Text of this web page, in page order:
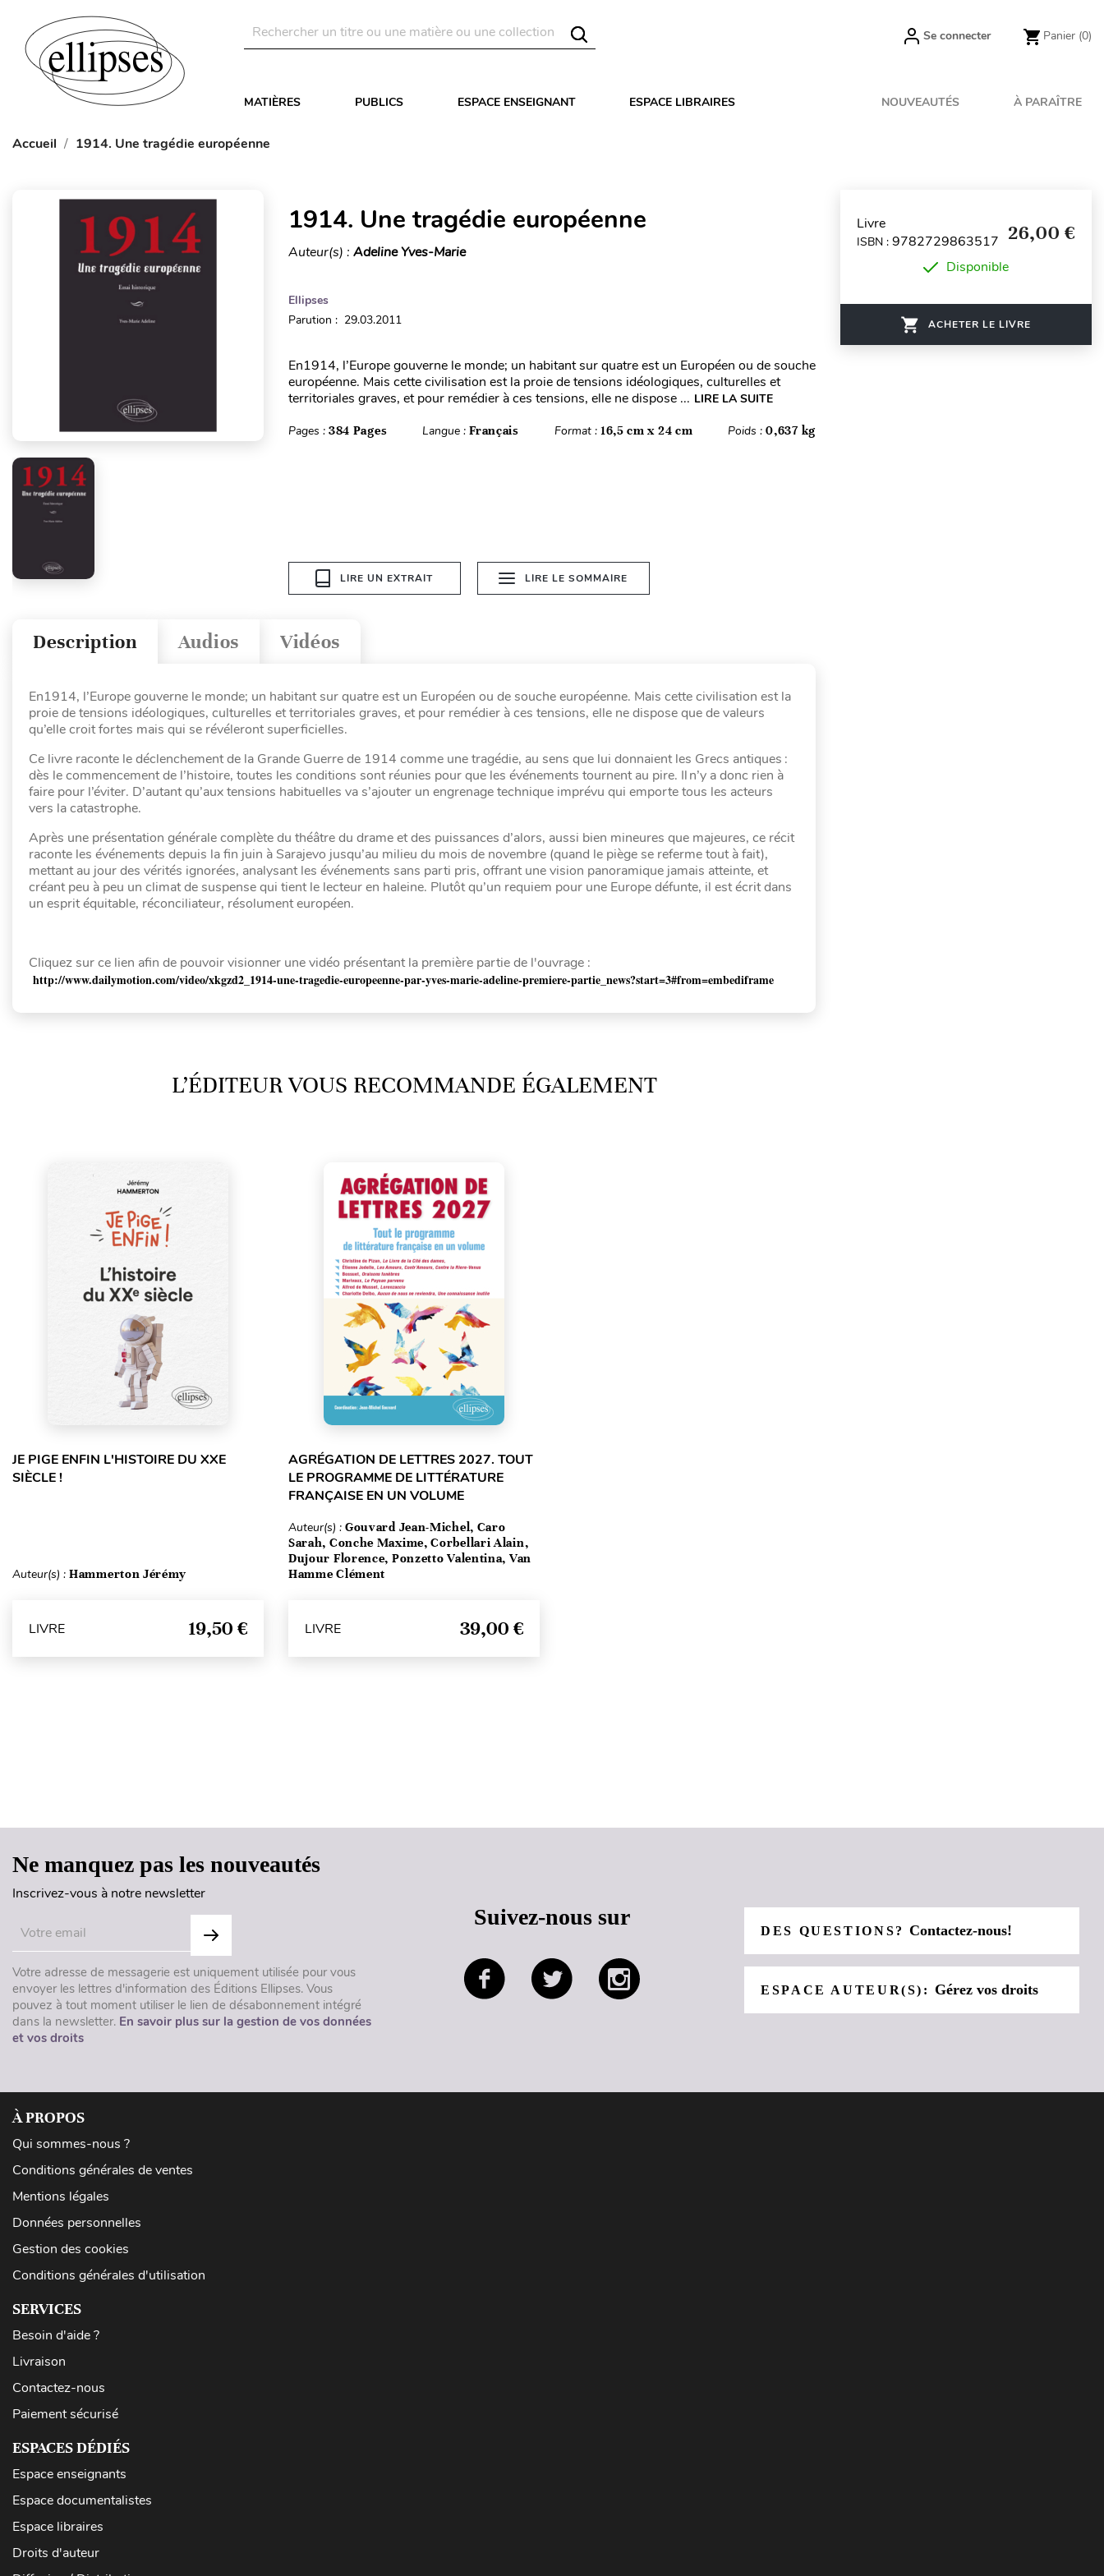
Se connecter Panier (0)
MATIÈRES PUBLICS ESPACE ENSEIGNANT ESPACE LIBRAIRES NOUVEAUTÉS À PARAÎTRE
Accueil 1914. Une tragédie européenne
1914. Une tragédie européenne
Auteur(s) : Adeline Yves-Marie
Ellipses
Parution : 29.03.2011
En1914, l’Europe gouverne le monde; un habitant sur quatre est un Européen ou de souche
européenne. Mais cette civilisation est la proie de tensions idéologiques, culturelles et
territoriales graves, et pour remédier à ces tensions, elle ne dispose ... LIRE LA SUITE
Pages : 384 Pages Langue :Français Format : 16,5 cm x 24 cm Poids :0,637 kg
LIRE UN EXTRAIT LIRE LE SOMMAIRE
Vidéos
Audios
Description
En1914, l’Europe gouverne le monde; un habitant sur quatre est un Européen ou de souche européenne. Mais cette civilisation est la
proie de tensions idéologiques, culturelles et territoriales graves, et pour remédier à ces tensions, elle ne dispose que de valeurs
qu’elle croit fortes mais qui se révéleront superficielles.
Ce livre raconte le déclenchement de la Grande Guerre de 1914 comme une tragédie, au sens que lui donnaient les Grecs antiques :
dès le commencement de l’histoire, toutes les conditions sont réunies pour que les événements tournent au pire. Il n’y a donc rien à
faire pour l’éviter. D’autant qu’aux tensions habituelles va s’ajouter un engrenage technique imprévu qui emporte tous les acteurs
vers la catastrophe.
Après une présentation générale complète du théâtre du drame et des puissances d’alors, aussi bien mineures que majeures, ce récit
raconte les événements depuis la fin juin à Sarajevo jusqu’au milieu du mois de novembre (quand le piège se referme tout à fait),
mettant au jour des vérités ignorées, analysant les événements sans parti pris, offrant une vision panoramique jamais atteinte, et
créant peu à peu un climat de suspense qui tient le lecteur en haleine. Plutôt qu’un requiem pour une Europe défunte, il est écrit dans
un esprit équitable, réconciliateur, résolument européen.
Cliquez sur ce lien afin de pouvoir visionner une vidéo présentant la première partie de l'ouvrage :
http://www.dailymotion.com/video/xkgzd2_1914-une-tragedie-europeenne-par-yves-marie-adeline-premiere-partie_news?start=3#from=embediframe
L’ÉDITEUR VOUS RECOMMANDE ÉGALEMENT
JE PIGE ENFIN L'HISTOIRE DU XXE
SIÈCLE !
Auteur(s) : Hammerton Jérémy
LIVRE 19,50 €
AGRÉGATION DE LETTRES 2027. TOUT
LE PROGRAMME DE LITTÉRATURE
FRANÇAISE EN UN VOLUME
Auteur(s) : Gouvard Jean-Michel, Caro
Sarah, Conche Maxime, Corbellari Alain,
Dujour Florence, Ponzetto Valentina, Van
Hamme Clément
LIVRE 39,00 €
Livre
ISBN : 9782729863517 26,00 €
Disponible
ACHETER LE LIVRE
Ne manquez pas les nouveautés
Inscrivez-vous à notre newsletter
Votre adresse de messagerie est uniquement utilisée pour vous
envoyer les lettres d'information des Éditions Ellipses. Vous
pouvez à tout moment utiliser le lien de désabonnement intégré
dans la newsletter. En savoir plus sur la gestion de vos données
et vos droits
Suivez-nous sur
DES QUESTIONS?Contactez-nous!
ESPACE AUTEUR(S): Gérez vos droits
À PROPOS
Qui sommes-nous ?
Conditions générales de ventes
Mentions légales
Données personnelles
Gestion des cookies
Conditions générales d'utilisation
SERVICES
Besoin d'aide ?
Livraison
Contactez-nous
Paiement sécurisé
ESPACES DÉDIÉS
Espace enseignants
Espace documentalistes
Espace libraires
Droits d'auteur